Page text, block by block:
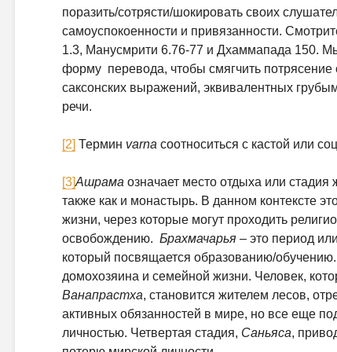
поразить/сотрясти/шокировать своих
самоуспокоенности и привязанности.
1.3, Манусмрити 6.76-77 и Дхаммапада 150.
форму перевода, чтобы смягчить потрясение
саксонских выражений, эквивалентных
речи.
[2] Термин varna соотноситься с кастой или
[3]Ашрама означает место отдыха или стадия
также как и монастырь. В данном контексте
жизни, через которые могут проходить
освобождению. Брахмачарья – это период или
который посвящается образованию/обучению.
домохозяина и семейной жизни. Человек,
Ванапрастха, становится жителем лесов,
активных обязанностей в мире, но все еще
личностью. Четвертая стадия, Саньяса,